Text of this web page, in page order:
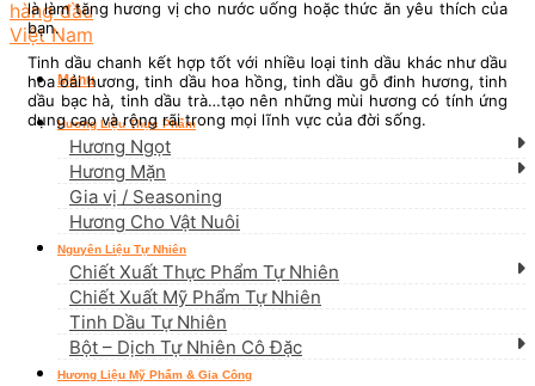
Menu
Hương Liệu Thực Phẩm
Hương Ngọt
Hương Mặn
Gia vị / Seasoning
Hương Cho Vật Nuôi
Nguyên Liệu Tự Nhiên
Chiết Xuất Thực Phẩm Tự Nhiên
Chiết Xuất Mỹ Phẩm Tự Nhiên
Tinh Dầu Tự Nhiên
Bột – Dịch Tự Nhiên Cô Đặc
Hương Liệu Mỹ Phẩm & Gia Công
là làm tăng hương vị cho nước uống hoặc thức ăn yêu thích của
bạn.
Tinh dầu chanh kết hợp tốt với nhiều loại tinh dầu khác như dầu
hoa oải hương, tinh dầu hoa hồng, tinh dầu gỗ đinh hương, tinh
dầu bạc hà, tinh dầu trà…tạo nên những mùi hương có tính ứng
dụng cao và rộng rãi trong mọi lĩnh vực của đời sống.